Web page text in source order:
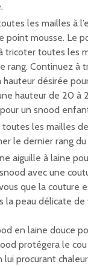
les mailles à
point mousse. Le
tricoter toutes les
rang. Continuez à
désirée
hauteur de 20 à
un snood
les mailles
le dernier rang du
aiguille à laine
avec une
que la couture
la peau délicate
en laine douce
protégera le
procurant